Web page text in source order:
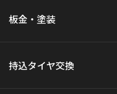
板金・塗装
持込タイヤ交換